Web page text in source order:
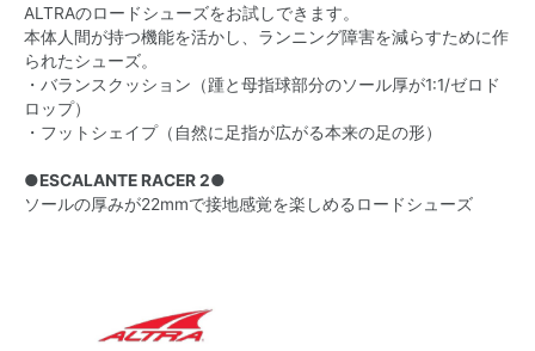
ALTRAのロードシューズをお試しできます。
本体人間が持つ機能を活かし、ランニング障害を減らすために作
られたシューズ。
・バランスクッション（踵と母指球部分のソール厚が1:1/ゼロド
ロップ）
・フットシェイプ（自然に足指が広がる本来の足の形）
●ESCALANTE RACER 2●
ソールの厚みが22mmで接地感覚を楽しめるロードシューズ